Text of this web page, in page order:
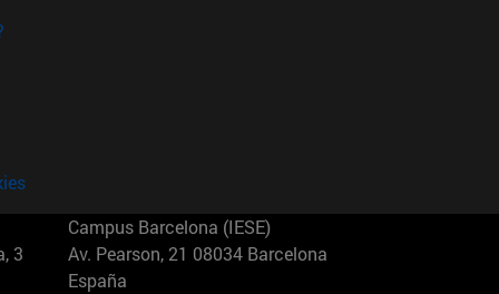
3
Campus Barcelona (IESE)
Av. Pearson, 21 08034 Barcelona
España